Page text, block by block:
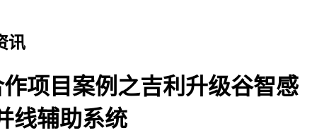
讯
作项目案例之吉利升级谷智感
线辅助系统